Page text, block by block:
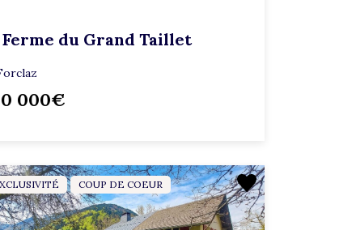
Ferme du Grand Taillet
000€
COUP DE COEUR